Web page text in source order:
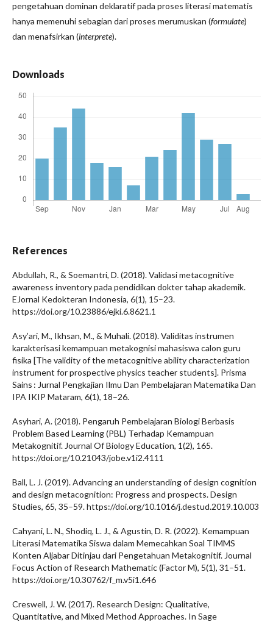
pengetahuan dominan deklaratif pada proses literasi matematis
hanya memenuhi sebagian dari proses merumuskan (formulate)
dan menafsirkan (interprete).
Downloads
References
Abdullah, R., & Soemantri, D. (2018). Validasi metacognitive
awareness inventory pada pendidikan dokter tahap akademik.
EJornal Kedokteran Indonesia, 6(1), 15–23.
https://doi.org/10.23886/ejki.6.8621.1
Asy’ari, M., Ikhsan, M., & Muhali. (2018). Validitas instrumen
karakterisasi kemampuan metakognisi mahasiswa calon guru
fisika [The validity of the metacognitive ability characterization
instrument for prospective physics teacher students]. Prisma
Sains : Jurnal Pengkajian Ilmu Dan Pembelajaran Matematika Dan
IPA IKIP Mataram, 6(1), 18–26.
Asyhari, A. (2018). Pengaruh Pembelajaran Biologi Berbasis
Problem Based Learning (PBL) Terhadap Kemampuan
Metakognitif. Journal Of Biology Education, 1(2), 165.
https://doi.org/10.21043/jobe.v1i2.4111
Ball, L. J. (2019). Advancing an understanding of design cognition
and design metacognition: Progress and prospects. Design
Studies, 65, 35–59. https://doi.org/10.1016/j.destud.2019.10.003
Cahyani, L. N., Shodiq, L. J., & Agustin, D. R. (2022). Kemampuan
Literasi Matematika Siswa dalam Memecahkan Soal TIMMS
Konten Aljabar Ditinjau dari Pengetahuan Metakognitif. Journal
Focus Action of Research Mathematic (Factor M), 5(1), 31–51.
https://doi.org/10.30762/f_m.v5i1.646
Creswell, J. W. (2017). Research Design: Qualitative,
Quantitative, and Mixed Method Approaches. In Sage